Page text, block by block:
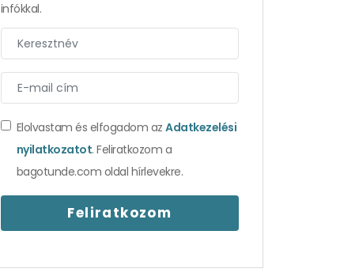
infókkal.
Elolvastam és elfogadom azAdatkezelési
nyilatkozatot. Feliratkozom a
bagotunde.com oldal hírlevekre.